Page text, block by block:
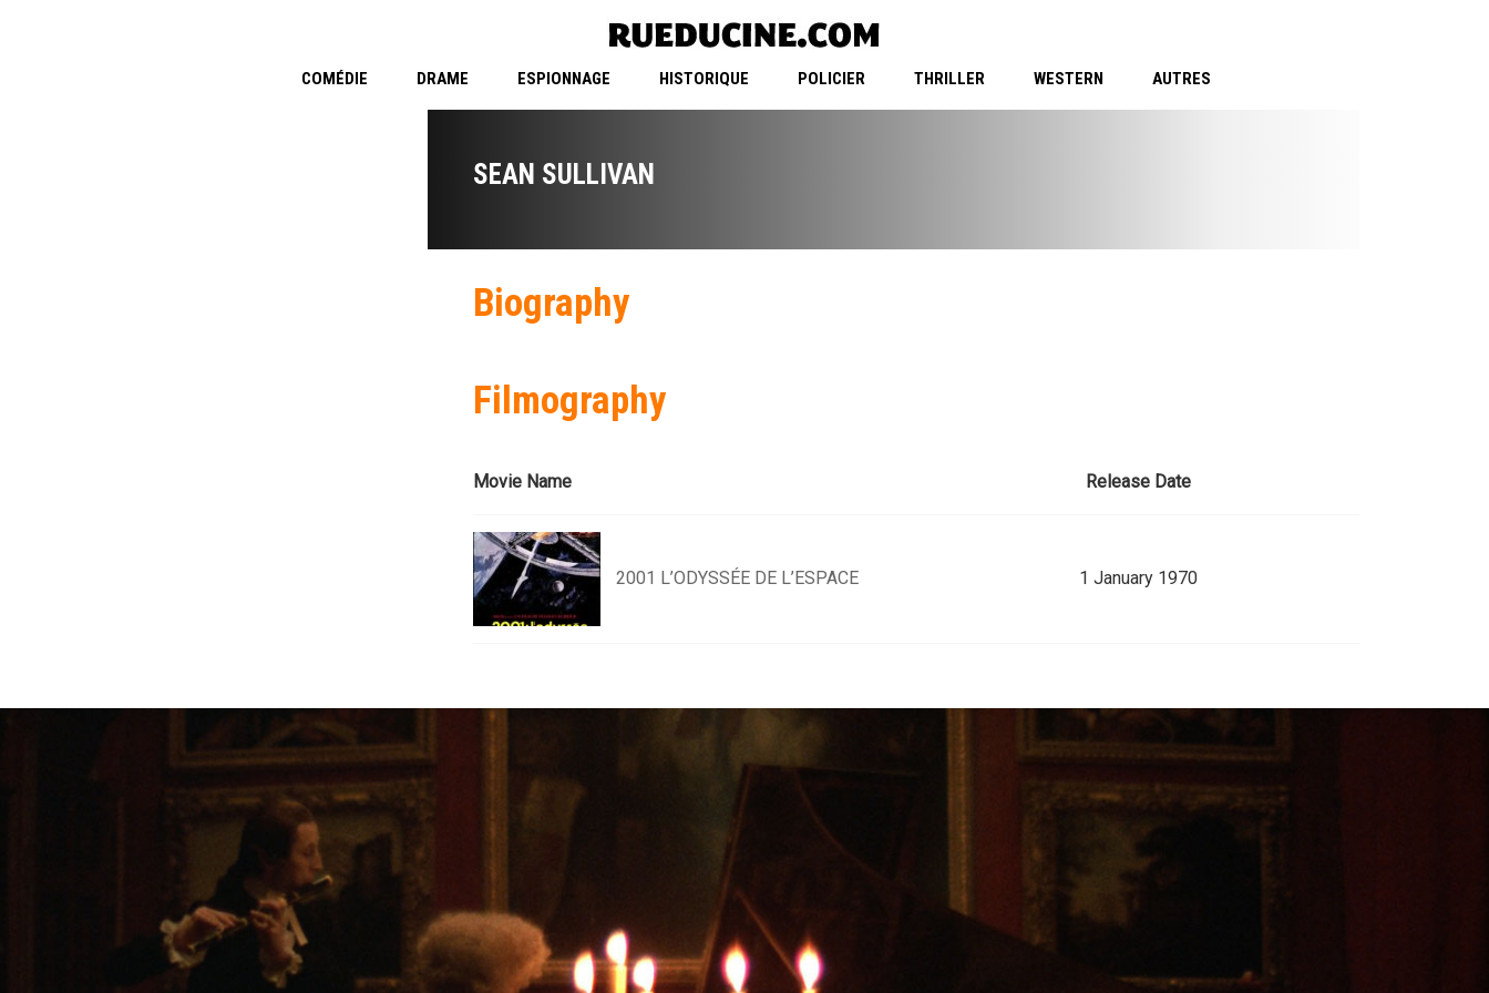
COMÉDIE DRAME ESPIONNAGE HISTORIQUE POLICIER THRILLER WESTERN AUTRES
SEAN SULLIVAN
Biography
Filmography
Movie Name Release Date
2001 L’ODYSSÉE DE L’ESPACE 1 January 1970